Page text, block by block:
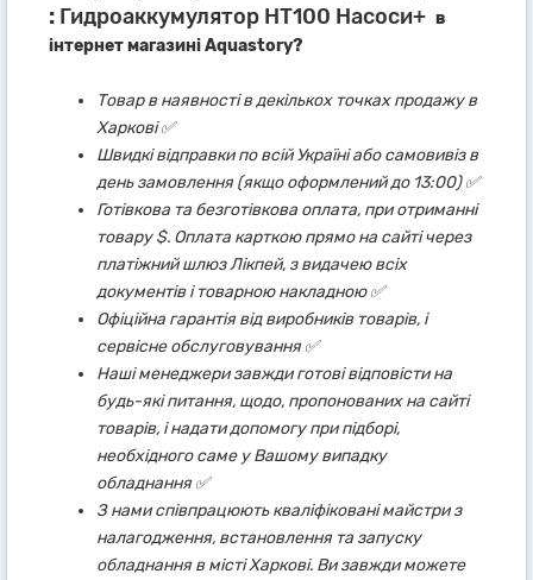
: Гидроаккумулятор HT100 Насоси+ в
інтернет магазині Aquastory?
Товар в наявності в декількох точках продажу в
Харкові ✅
Швидкі відправки по всій Україні або самовивіз в
день замовлення (якщо оформлений до 13:00) ✅
Готівкова та безготівкова оплата, при отриманні
товару $. Оплата карткою прямо на сайті через
платіжний шлюз Лікпей, з видачею всіх
документів і товарною накладною ✅
Офіційна гарантія від виробників товарів, і
сервісне обслуговування ✅
Наші менеджери завжди готові відповісти на
будь-які питання, щодо, пропонованих на сайті
товарів, і надати допомогу при підборі,
необхідного саме у Вашому випадку
обладнання ✅
З нами співпрацюють кваліфіковані майстри з
налагодження, встановлення та запуску
обладнання в місті Харкові. Ви завжди можете